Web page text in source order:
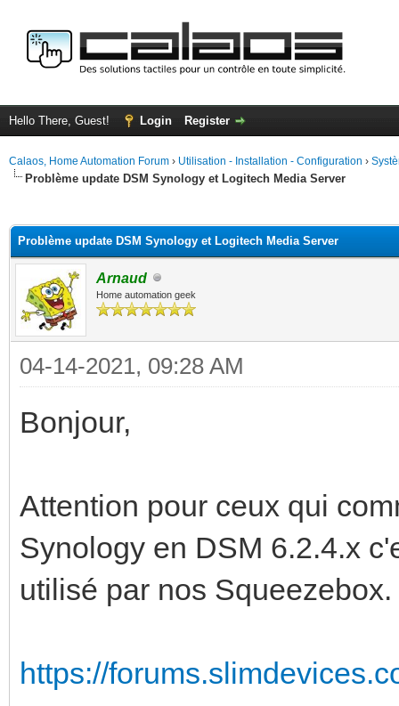
Hello There, Guest! Login Register
Calaos, Home Automation Forum › Utilisation - Installation - Configuration ›
Problème update DSM Synology et Logitech Media Server
Problème update DSM Synology et Logitech Media Server
Arnaud
Home automation geek
04-14-2021, 09:28 AM
Bonjour,
Attention pour ceux qui
Synology en DSM 6.2.4.x
utilisé par nos Squeezebox.
https://